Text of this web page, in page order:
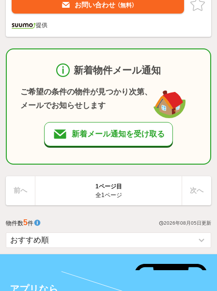
お問い合わせ （無料）
提供
新着物件メール通知
ご希望の条件の物件が見つかり次第、
メールでお知らせします
新着メール通知を受け取る
前へ
1ページ目
全1ページ
次へ
物件数5件 2026年08月05日更新
アプリなら